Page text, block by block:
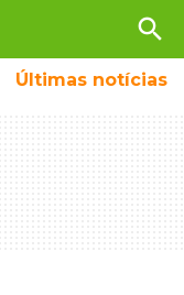
search
Últimas notícias